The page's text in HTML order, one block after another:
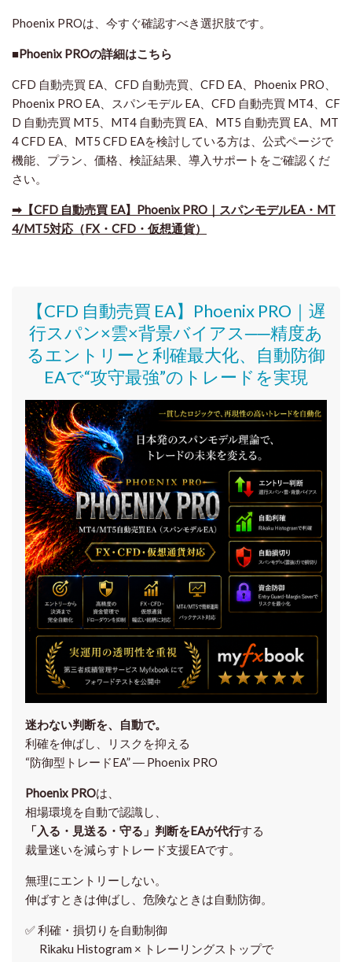
Phoenix PROは、今すぐ確認すべき選択肢です。
■Phoenix PROの詳細はこちら
CFD 自動売買 EA、CFD 自動売買、CFD EA、Phoenix PRO、
Phoenix PRO EA、スパンモデル EA、CFD 自動売買 MT4、CF
D 自動売買 MT5、MT4 自動売買 EA、MT5 自動売買 EA、MT
4 CFD EA、MT5 CFD EAを検討している方は、公式ページで
機能、プラン、価格、検証結果、導入サポートをご確認くだ
さい。
➡【CFD 自動売買 EA】Phoenix PRO｜スパンモデルEA・MT
4/MT5対応（FX・CFD・仮想通貨）
【CFD 自動売買 EA】Phoenix PRO｜遅
行スパン×雲×背景バイアス──精度あ
るエントリーと利確最大化、自動防御
EAで“攻守最強”のトレードを実現
迷わない判断を、自動で。
利確を伸ばし、リスクを抑える
“防御型トレードEA” ― Phoenix PRO
Phoenix PROは、
相場環境を自動で認識し、
「入る・見送る・守る」判断をEAが代行する
裁量迷いを減らすトレード支援EAです。
無理にエントリーしない。
伸ばすときは伸ばし、危険なときは自動防御。
✅利確・損切りを自動制御
Rikaku Histogram × トレーリングストップで